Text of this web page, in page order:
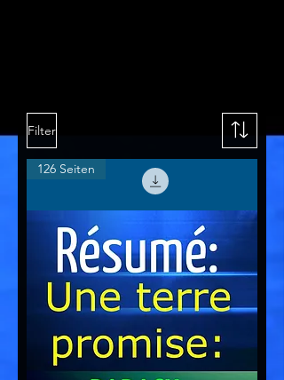
Filter
126 Seiten